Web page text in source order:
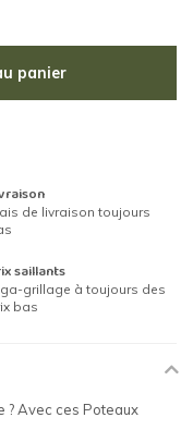
panier
de livraison toujours
saillants
grillage à toujours des
bas
? Avec ces Poteaux